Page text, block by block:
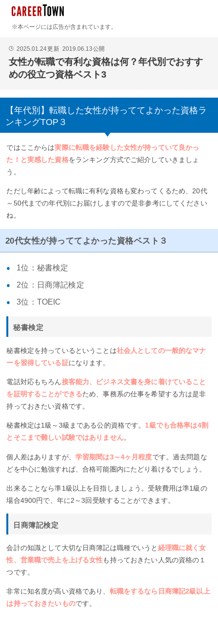
※本ページには広告が含まれています。
🕒 2025.01.24更新 2019.06.13公開
女性が転職で有利な資格は何？年代別でおすす
めの役立つ資格ベスト3
【年代別】転職した女性が持っててよかった資格ラ
ンキングTOP３
ではここからは実際に転職を経験した女性が持っていて良かっ
た！と実感した資格をランキング方式でご紹介していきましょ
う。
ただし年齢によって転職に有利な資格も変わってくるため、20代
～50代までの年代別にお届けしますので是非参考にしてください
ね。
20代女性が持っててよかった資格ベスト３
1位：秘書検定
2位：日商簿記検定
3位：TOEIC
秘書検定
秘書検定を持っているということは社会人としての一般的なマナ
ーを習得している証になります。
電話対応もちろん接客能力、ビジネス文書を身に着けていること
を証明することができるため、事務系の仕事を希望する方は是非
持っておきたい資格です。
秘書検定は1級～3級まである公的資格です。 1級でも合格率は4割
とそこまで難しい試験ではありません。
個人差はありますが、 学習期間は3～4ヶ月程度です。過去問題な
どを中心に勉強すれば、合格可能圏内にたどり着けるでしょう。
出来ることなら準1級以上を目指しましょう。受験費用は準1級の
場合4900円で、年に2～3回受験することができます。
日商簿記検定
会計の知識として大切な日商簿記は職種でいうと 経理職に就く女
性、営業職で売上を上げる女性も持っておきたい人気の資格の１
つです。
非常に知名度が高い資格であり、 転職をするなら日商簿記2級以上
は持っておきたいものです。